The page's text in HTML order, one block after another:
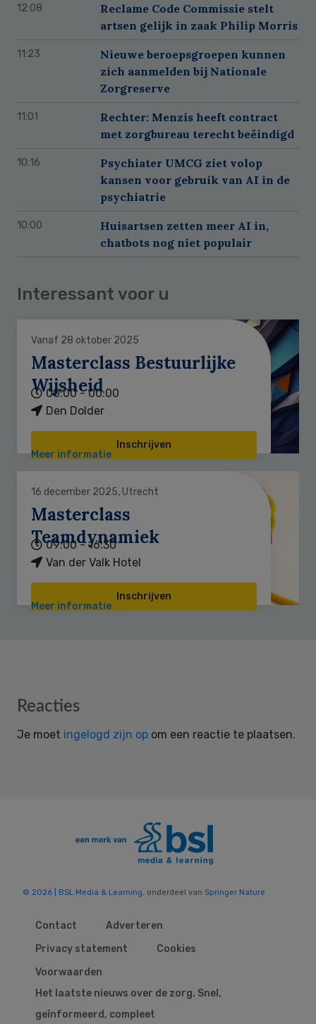
12:08
Reclame Code Commissie stelt
artsen gelijk in zaak Philip Morris
11:23
Nieuwe beroepsgroepen kunnen
zich aanmelden bij Nationale
Zorgreserve
11:01
Rechter: Menzis heeft contract
met zorgbureau terecht beëindigd
10:16
Psychiater UMCG ziet volop
kansen voor gebruik van AI in de
psychiatrie
10:00
Huisartsen zetten meer AI in,
chatbots nog niet populair
Interessant voor u
Vanaf 28 oktober 2025
Masterclass Bestuurlijke
Wijsheid
00:00 - 00:00
Den Dolder
Inschrijven
Meer informatie
16 december 2025, Utrecht
Masterclass
Teamdynamiek
09:00 - 16:30
Van der Valk Hotel
Inschrijven
Meer informatie
Reader
Reacties
Je moet ingelogd zijn op om een reactie te plaatsen.
© 2026 | BSL Media & Learning, onderdeel van Springer Nature
Contact
Adverteren
Privacy statement
Cookies
Voorwaarden
Het laatste nieuws over de zorg. Snel,
geïnformeerd, compleet